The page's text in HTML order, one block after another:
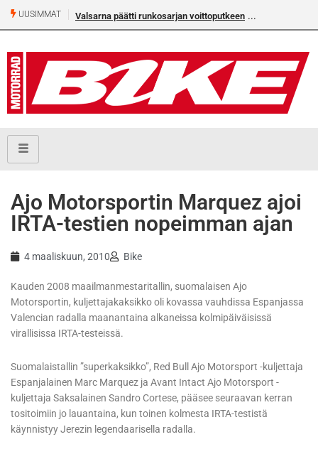
UUSIMMAT Valsarna päätti runkosarjan voittoputkeen
Ajo Motorsportin Marquez ajoi
IRTA-testien nopeimman ajan
4 maaliskuun, 2010 Bike
Kauden 2008 maailmanmestaritallin, suomalaisen Ajo
Motorsportin, kuljettajakaksikko oli kovassa vauhdissa Espanjassa
Valencian radalla maanantaina alkaneissa kolmipäiväisissä
virallisissa IRTA-testeissä.
Suomalaistallin ”superkaksikko”, Red Bull Ajo Motorsport -kuljettaja
Espanjalainen Marc Marquez ja Avant Intact Ajo Motorsport -
kuljettaja Saksalainen Sandro Cortese, pääsee seuraavan kerran
tositoimiin jo lauantaina, kun toinen kolmesta IRTA-testistä
käynnistyy Jerezin legendaarisella radalla.